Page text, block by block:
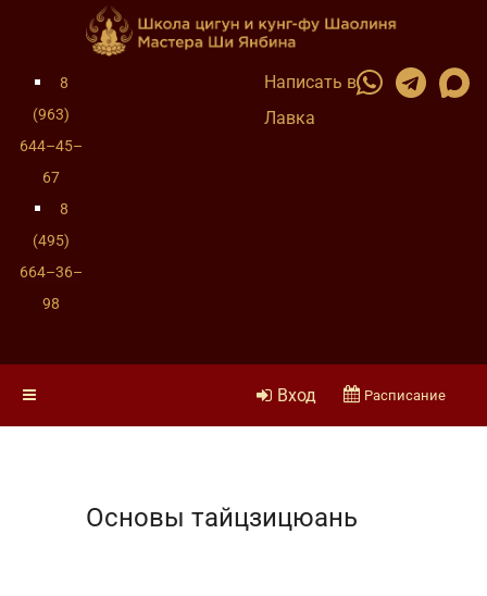
8
(963)
644–45–
67
8
(495)
664–36–
98
Написать в
Лавка
Вход Расписание
Основы тайцзицюань